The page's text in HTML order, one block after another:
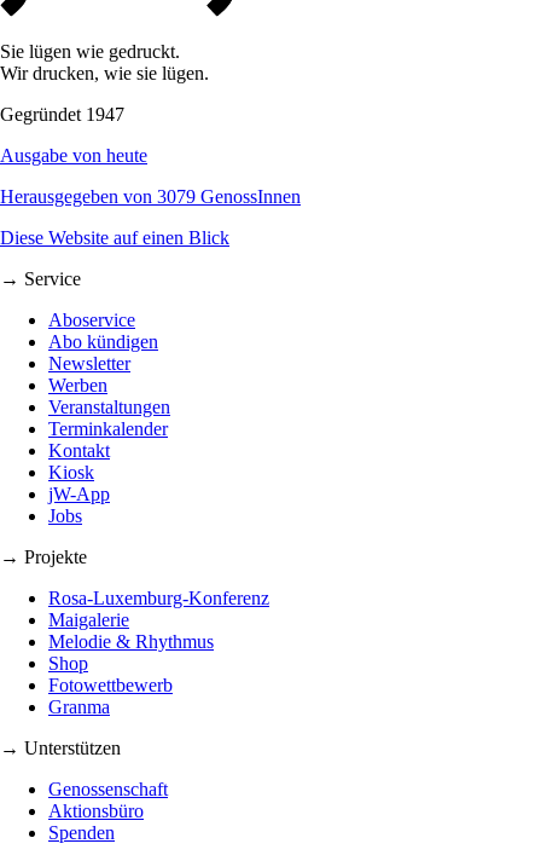
Sie lügen wie gedruckt.
Wir drucken, wie sie lügen.
Gegründet 1947
Ausgabe von heute
Herausgegeben von 3079 GenossInnen
Diese Website auf einen Blick
→ Service
Aboservice
Abo kündigen
Newsletter
Werben
Veranstaltungen
Terminkalender
Kontakt
Kiosk
jW-App
Jobs
→ Projekte
Rosa-Luxemburg-Konferenz
Maigalerie
Melodie & Rhythmus
Shop
Fotowettbewerb
Granma
→ Unterstützen
Genossenschaft
Aktionsbüro
Spenden